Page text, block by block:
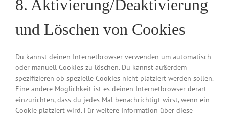
8. Aktivierung/Deaktivierung
und Löschen von Cookies
Du kannst deinen Internetbrowser verwenden um automatisch
oder manuell Cookies zu löschen. Du kannst außerdem
spezifizieren ob spezielle Cookies nicht platziert werden sollen.
Eine andere Möglichkeit ist es deinen Internetbrowser derart
einzurichten, dass du jedes Mal benachrichtigt wirst, wenn ein
Cookie platziert wird. Für weitere Information über diese